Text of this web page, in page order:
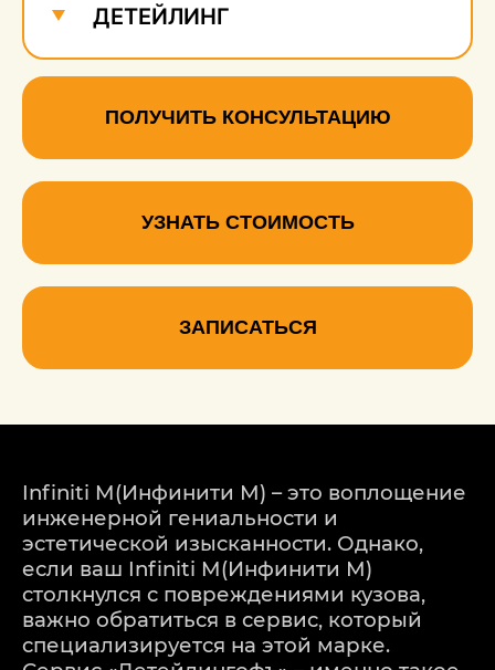
ДЕТЕЙЛИНГ
ПОЛУЧИТЬ КОНСУЛЬТАЦИЮ
УЗНАТЬ СТОИМОСТЬ
ЗАПИСАТЬСЯ
Infiniti M(Инфинити М) – это воплощение
инженерной гениальности и
эстетической изысканности. Однако,
если ваш Infiniti M(Инфинити М)
столкнулся с повреждениями кузова,
важно обратиться в сервис, который
специализируется на этой марке.